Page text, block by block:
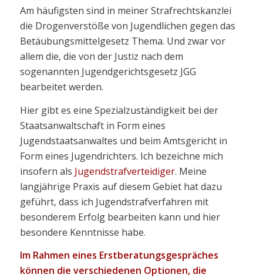
Am häufigsten sind in meiner Strafrechtskanzlei
die Drogenverstöße von Jugendlichen gegen das
Betäubungsmittelgesetz Thema. Und zwar vor
allem die, die von der Justiz nach dem
sogenannten Jugendgerichtsgesetz JGG
bearbeitet werden.
Hier gibt es eine Spezialzuständigkeit bei der
Staatsanwaltschaft in Form eines
Jugendstaatsanwaltes und beim Amtsgericht in
Form eines Jugendrichters. Ich bezeichne mich
insofern als Jugendstrafverteidiger. Meine
langjährige Praxis auf diesem Gebiet hat dazu
geführt, dass ich Jugendstrafverfahren mit
besonderem Erfolg bearbeiten kann und hier
besondere Kenntnisse habe.
Im Rahmen eines Erstberatungsgespräches
können die verschiedenen Optionen, die